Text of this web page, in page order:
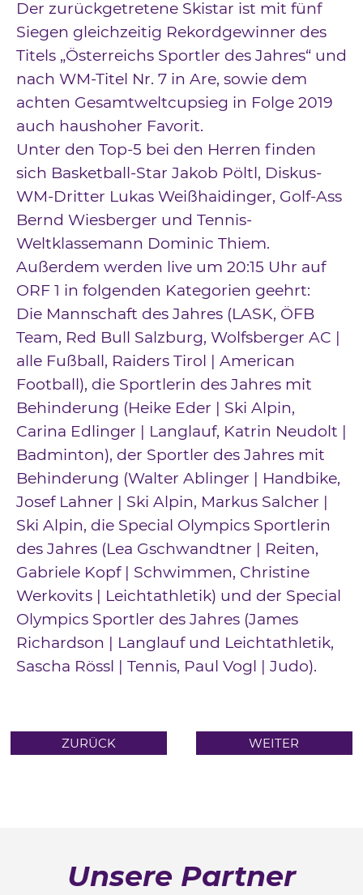
Der zurückgetretene Skistar ist mit fünf
Siegen gleichzeitig Rekordgewinner des
Titels „Österreichs Sportler des Jahres“ und
nach WM-Titel Nr. 7 in Are, sowie dem
achten Gesamtweltcupsieg in Folge 2019
auch haushoher Favorit.
Unter den Top-5 bei den Herren finden
sich Basketball-Star Jakob Pöltl, Diskus-
WM-Dritter Lukas Weißhaidinger, Golf-Ass
Bernd Wiesberger und Tennis-
Weltklassemann Dominic Thiem.
Außerdem werden live um 20:15 Uhr auf
ORF 1 in folgenden Kategorien geehrt:
Die Mannschaft des Jahres (LASK, ÖFB
Team, Red Bull Salzburg, Wolfsberger AC |
alle Fußball, Raiders Tirol | American
Football), die Sportlerin des Jahres mit
Behinderung (Heike Eder | Ski Alpin,
Carina Edlinger | Langlauf, Katrin Neudolt |
Badminton), der Sportler des Jahres mit
Behinderung (Walter Ablinger | Handbike,
Josef Lahner | Ski Alpin, Markus Salcher |
Ski Alpin, die Special Olympics Sportlerin
des Jahres (Lea Gschwandtner | Reiten,
Gabriele Kopf | Schwimmen, Christine
Werkovits | Leichtathletik) und der Special
Olympics Sportler des Jahres (James
Richardson | Langlauf und Leichtathletik,
Sascha Rössl | Tennis, Paul Vogl | Judo).
ZURÜCK WEITER
Unsere Partner